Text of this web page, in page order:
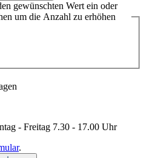
gewünschten Wert ein oder
um die Anzahl zu erhöhen
- Freitag 7.30 - 17.00 Uhr
.